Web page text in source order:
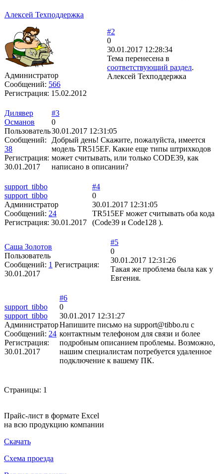
Алексей Техподдержка
Администратор
Сообщений: 566
Регистрация: 15.02.2012
#2
0
30.01.2017 12:28:34
Тема перенесена в
соответствующий раздел.
Алексей Техподдержка
Дилявер
Османов
Пользователь
Сообщений:
38
Регистрация:
30.01.2017
#3
0
30.01.2017 12:31:05
Добрый день! Скажите, пожалуйста, имеется
модель TR515EF. Какие еще типы штрихкодов
может считывать, или только CODE39, как
написано в описании?
support_tibbo
support_tibbo
Администратор
Сообщений: 24
Регистрация: 30.01.2017
#4
0
30.01.2017 12:31:05
TR515EF может считывать оба кода
(Code39 и Code128 ).
Саша Золотов
Пользователь
Сообщений: 1 Регистрация:
30.01.2017
#5
0
30.01.2017 12:31:26
Такая же проблема была как у
Евгения.
support_tibbo
support_tibbo
Администратор
Сообщений: 24
Регистрация:
30.01.2017
#6
0
30.01.2017 12:31:27
Напишите письмо на support@tibbo.ru с
контактным телефоном для связи и более
подробным описанием проблемы. Возможно,
нашим специалистам потребуется удаленное
подключение к вашему ПК.
Страницы: 1
Прайс-лист в формате Excel
на всю продукцию компании
Скачать
Схема проезда